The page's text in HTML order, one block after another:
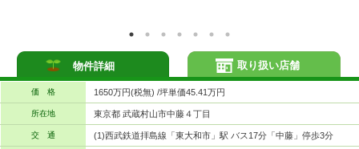
物件詳細
価 格 1650万円(税無) /坪単価45.41万円
所在地 東京都 武蔵村山市中藤４丁目
交 通 (1)西武鉄道拝島線「東大和市」駅 バス17分「中藤」停歩3分
取り扱い店舗